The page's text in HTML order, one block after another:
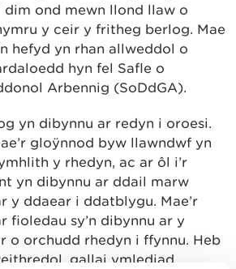
dim ond mewn llond llaw o
y ceir y fritheg berlog. Mae
hefyd yn rhan allweddol o
hyn fel Safle o
Arbennig (SoDdGA).
yn dibynnu ar redyn i oroesi.
gloÿnnod byw llawndwf yn
y rhedyn, ac ar ôl i’r
yn dibynnu ar ddail marw
y ddaear i ddatblygu. Mae’r
fioledau sy’n dibynnu ar y
o orchudd rhedyn i ffynnu. Heb
gallai ymlediad